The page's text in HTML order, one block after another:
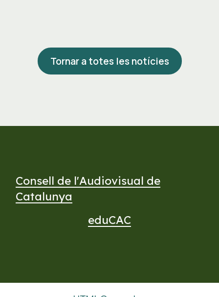
Tornar a totes les notícies
Consell de l'Audiovisual de
Catalunya
eduCAC